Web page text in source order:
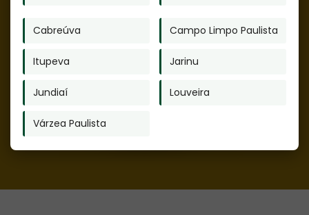
Cabreúva Campo Limpo Paulista
Itupeva Jarinu
Jundiaí Louveira
Várzea Paulista